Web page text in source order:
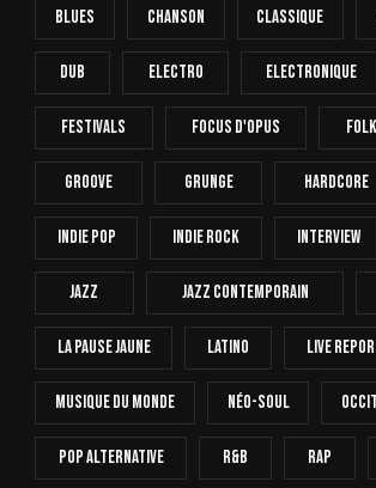
Blues Chanson Classique
Dub Electro Electronique
Festivals Focus D'Opus Folk
Groove Grunge Hardcore
Indie Pop Indie Rock Interview
Jazz Jazz Contemporain
La Pause Jaune Latino Live
Musique Du Monde Néo-Soul
Pop Alternative R&B Rap